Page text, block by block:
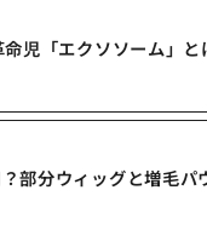
児「エクソソーム」と
部分ウィッグと増毛パ